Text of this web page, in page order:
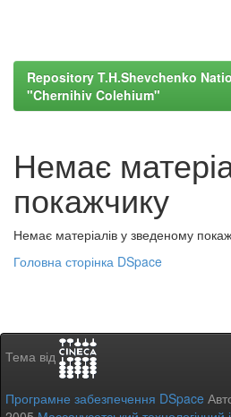
Repository T.H.Shevchenko
"Chernihiv Colehium"
Немає
покажчику
Немає матеріалів у зведеному
Головна сторінка DSpace
Тема від
Програмне забезпечення DSpace